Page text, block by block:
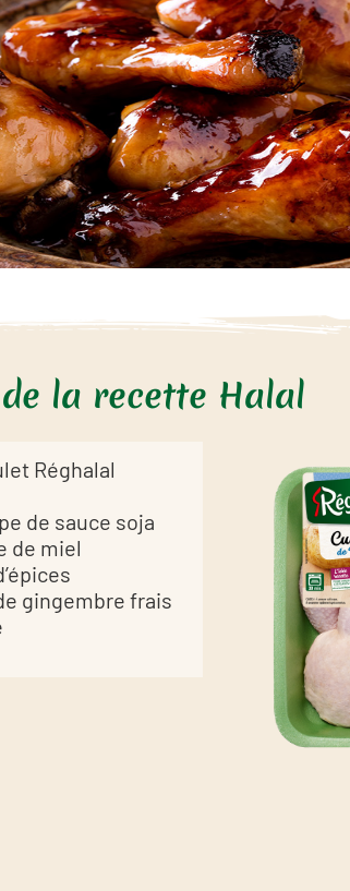
la recette Halal
Réghalal
de sauce soja
de miel
gingembre frais